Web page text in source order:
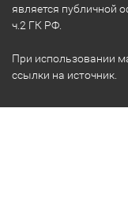
является публичной
ч.2 ГК РФ.
При использовании
ссылки на источник.